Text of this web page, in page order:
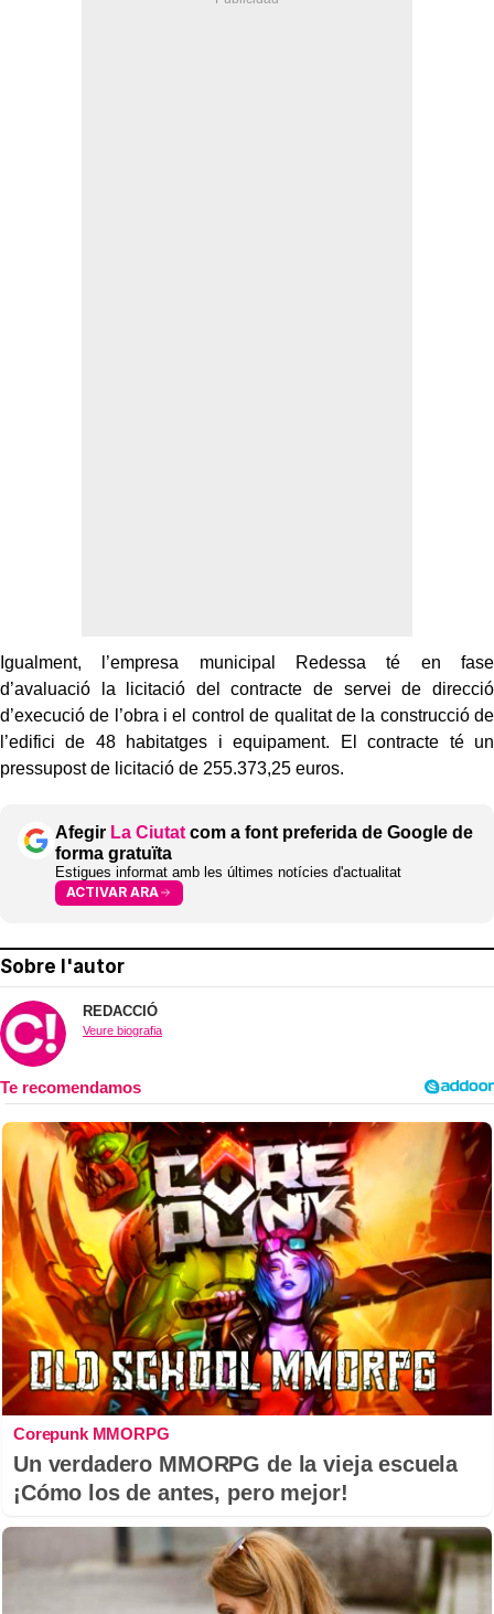
Igualment, l’empresa municipal Redessa té en fase
d’avaluació la licitació del contracte de servei de direcció
d’execució de l’obra i el control de qualitat de la construcció de
l’edifici de 48 habitatges i equipament. El contracte té un
pressupost de licitació de 255.373,25 euros.
Afegir La Ciutat com a font preferida de Google de
forma gratuïta
Estigues informat amb les últimes notícies d'actualitat
ACTIVAR ARA
Sobre l'autor
REDACCIÓ
Veure biografia
Corepunk MMORPG
Un verdadero MMORPG de la vieja escuela
¡Cómo los de antes, pero mejor!